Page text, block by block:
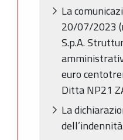
La
20/07/2023
S.p.A.
euro
Ditta NP21
La